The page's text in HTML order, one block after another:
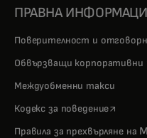
ПРАВНА
Поверителност и
Обвързващи корпоративни
Междуобменни такси
Кодекс за поведениеopens
Правила за прехвърляне на